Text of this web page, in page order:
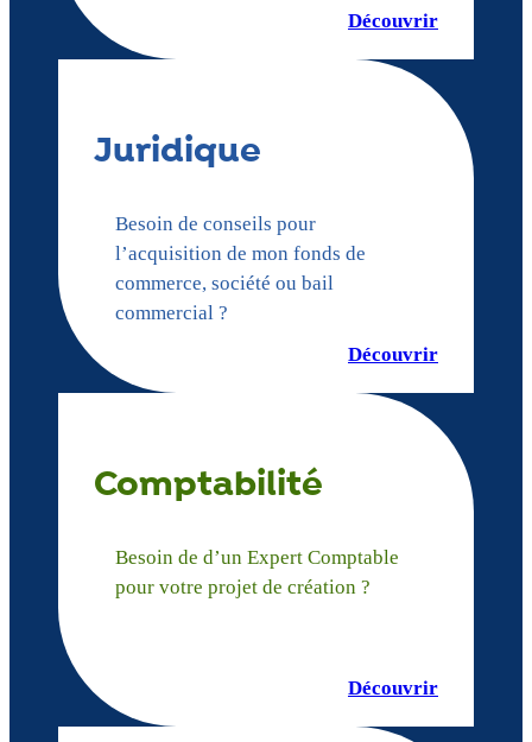
Découvrir
Juridique
Besoin de conseils pour
l’acquisition de mon fonds de
commerce, société ou bail
commercial ?
Découvrir
Comptabilité
Besoin de d’un Expert Comptable
pour votre projet de création ?
Découvrir